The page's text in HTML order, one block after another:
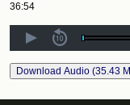
36:54